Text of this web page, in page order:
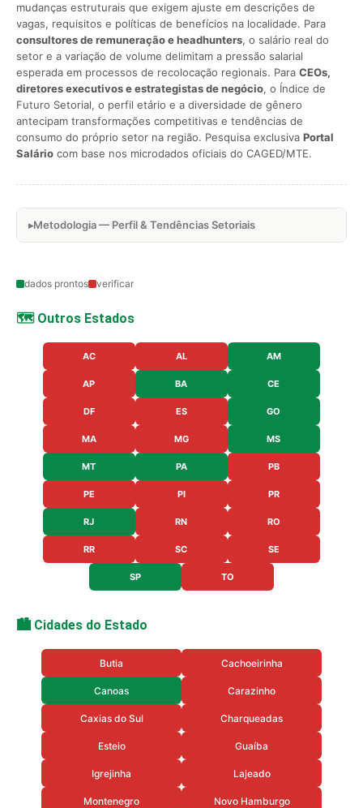
mudanças estruturais que exigem ajuste em descrições de
vagas, requisitos e políticas de benefícios na localidade. Para
consultores de remuneração e headhunters, o salário real do
setor e a variação de volume delimitam a pressão salarial
esperada em processos de recolocação regionais. Para CEOs,
diretores executivos e estrategistas de negócio, o Índice de
Futuro Setorial, o perfil etário e a diversidade de gênero
antecipam transformações competitivas e tendências de
consumo do próprio setor na região. Pesquisa exclusiva Portal
Salário com base nos microdados oficiais do CAGED/MTE.
Metodologia — Perfil & Tendências Setoriais
dados prontos verificar
🗺️ Outros Estados
AC AL AM
AP BA CE
DF ES GO
MA MG MS
MT PA PB
PE PI PR
RJ RN RO
RR SC SE
SP TO
🏙️ Cidades do Estado
Butia Cachoeirinha
Canoas Carazinho
Caxias do Sul Charqueadas
Esteio Guaíba
Igrejinha Lajeado
Montenegro Novo Hamburgo